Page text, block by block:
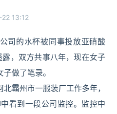
13:12
司的水杯被同事投放亚硝酸
，双方共事八年，现在女子
做了笔录。
霸州市一服装厂工作多年，
看到一段公司监控。监控中